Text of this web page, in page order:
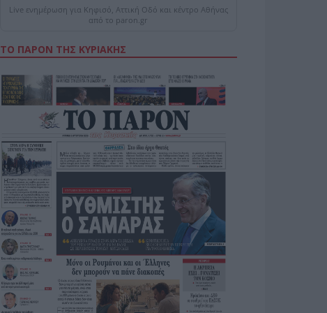
Live ενημέρωση για Κηφισό, Αττική Οδό και κέντρο Αθήνας
από το paron.gr
ΤΟ ΠΑΡΟΝ ΤΗΣ ΚΥΡΙΑΚΗΣ